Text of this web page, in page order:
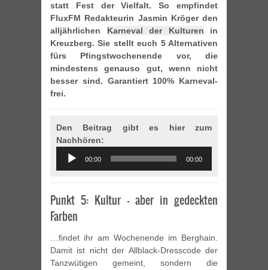
statt Fest der Vielfalt. So empfindet
FluxFM Redakteurin Jasmin Kröger den
alljährlichen Karneval der Kulturen
in
Kreuzberg. Sie stellt euch 5 Alternativen
fürs Pfingstwochenende vor, die
mindestens genauso gut, wenn nicht
besser sind. Garantiert 100% Karneval-
frei.
Den Beitrag gibt es hier zum
Nachhören:
Audio
Player
00:00 00:00
Punkt 5: Kultur – aber in gedeckten
Farben
…findet ihr am Wochenende im Berghain.
Damit ist nicht der Allblack-Dresscode der
Tanzwütigen gemeint, sondern die